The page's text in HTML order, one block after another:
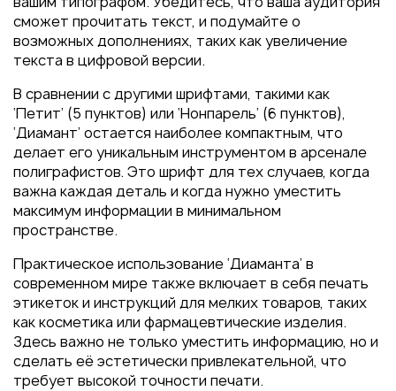
сможет прочитать текст, и подумайте о
возможных дополнениях, таких как увеличение
текста в цифровой версии.
В сравнении с другими шрифтами, такими как
‘Петит’ (5 пунктов) или ‘Нонпарель’ (6 пунктов),
‘Диамант’ остается наиболее компактным, что
делает его уникальным инструментом в арсенале
полиграфистов. Это шрифт для тех случаев, когда
важна каждая деталь и когда нужно уместить
максимум информации в минимальном
пространстве.
Практическое использование ‘Диаманта’ в
современном мире также включает в себя печать
этикеток и инструкций для мелких товаров, таких
как косметика или фармацевтические изделия.
Здесь важно не только уместить информацию, но и
сделать её эстетически привлекательной, что
требует высокой точности печати.